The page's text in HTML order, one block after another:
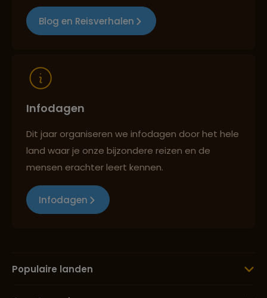
Blog en Reisverhalen
Infodagen
Dit jaar organiseren we infodagen door het hele
land waar je onze bijzondere reizen en de
mensen erachter leert kennen.
Infodagen
Populaire landen